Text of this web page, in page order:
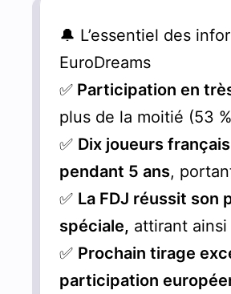
🔔 L’essentiel des
EuroDreams
✅ Participation en
plus de la moitié (53
✅ Dix joueurs
pendant 5 ans,
✅ La FDJ réussit son
spéciale, attirant
✅ Prochain tirage
participation